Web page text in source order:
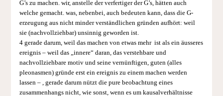
G’s zu machen. wir, anstelle der verfertiger der G’s, hätten auch
welche ge­macht. was, nebenbei, auch bedeuten kann, dass die G-
erzeugung aus nicht minder verständlichen gründen aufhört: weil
sie (nachvollziehbar) un­sinnig geworden ist.
4 gerade darum, weil das machen von etwas mehr ist als ein äusseres
ereignis – weil das „innere“ daran, das verstehbare und
nachvollziehbare motiv und seine vernünftigen, guten (alles
pleonasmen) gründe erst ein ereignis zu einem machen werden
lassen – , gerade darum nützt die pure beobachtung eines
zusammenhangs nicht, wie sonst, wenn es um kausalverhältnisse